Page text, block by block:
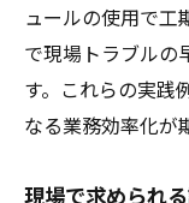
ュールの使用で工
で現場トラブルの
す。これらの実践
なる業務効率化が
現場で求められ